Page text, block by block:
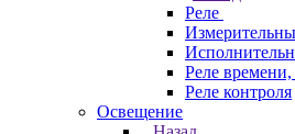
Реле
Реле
Реле контроля
Освещение